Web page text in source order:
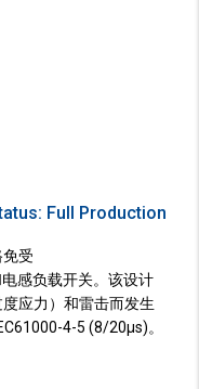
Full Production
受
感负载开关。该设计
应力）和雷击而发生
4-5 (8/20µs)。